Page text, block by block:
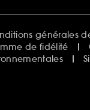
générales
de fidélité